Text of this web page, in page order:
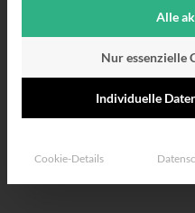
Alle
Nur essenzielle
Individuelle
Cookie-Details